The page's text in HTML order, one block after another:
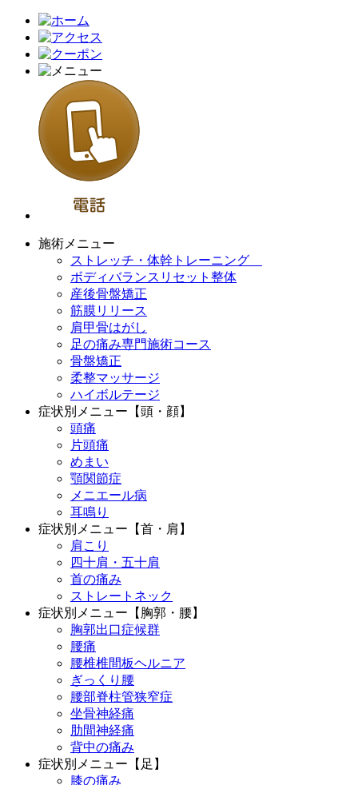
施術メニュー
ストレッチ・体幹トレーニング
ボディバランスリセット整体
産後骨盤矯正
筋膜リリース
肩甲骨はがし
足の痛み専門施術コース
骨盤矯正
柔整マッサージ
ハイボルテージ
症状別メニュー【頭・顔】
頭痛
片頭痛
めまい
顎関節症
メニエール病
耳鳴り
症状別メニュー【首・肩】
肩こり
四十肩・五十肩
首の痛み
ストレートネック
症状別メニュー【胸郭・腰】
胸郭出口症候群
腰痛
腰椎椎間板ヘルニア
ぎっくり腰
腰部脊柱管狭窄症
坐骨神経痛
肋間神経痛
背中の痛み
症状別メニュー【足】
膝の痛み